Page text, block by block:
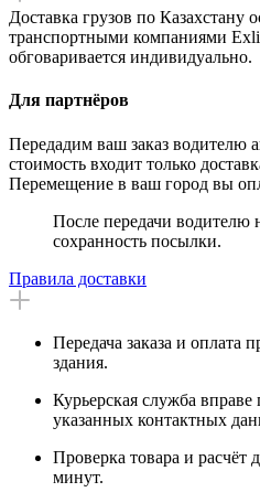
Доставка грузов по Казахстану
транспортными компаниями
обговаривается индивидуально.
Для партнёров
Передадим ваш заказ водителю
стоимость входит только
Перемещение в ваш город вы
После передачи водителю
сохранность посылки.
Правила доставки
Передача заказа и оплата
здания.
Курьерская служба вправе
указанных контактных
Проверка товара и расчёт
минут.